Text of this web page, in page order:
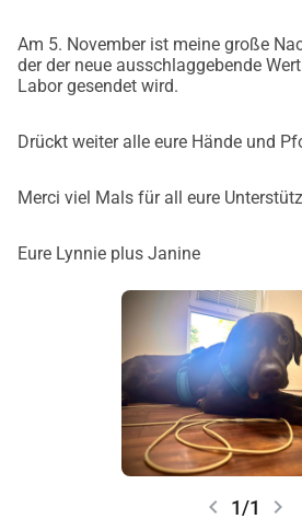
Am 5. November ist meine große
der der neue ausschlaggebende
Labor gesendet wird.
Drückt weiter alle eure Hände und
Merci viel Mals für all eure
Eure Lynnie plus Janine
chevron_left 1/1 chevron_right